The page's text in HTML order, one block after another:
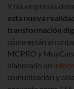
Y las empresas
esta nueva
transformación
cómo están
MCPRO y
elaborado un
comunicación y